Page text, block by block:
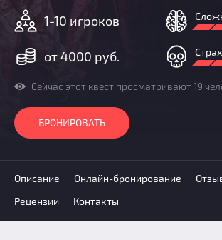
Добавить квест
1-10 игроков
от 4000 руб. Страх
Сейчас этот квест просматривают 19
БРОНИРОВАТЬ
Описание Онлайн-бронирование
Рецензии Контакты